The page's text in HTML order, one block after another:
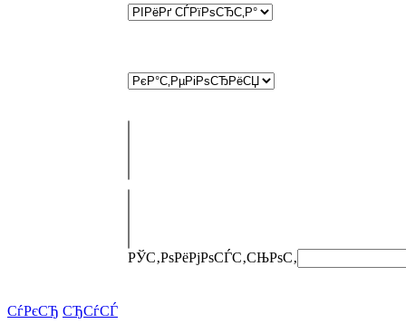
РЎС‚РѕРёРјРѕСЃС‚СЊРѕС‚
СѓРєСЂ СЂСѓСЃ